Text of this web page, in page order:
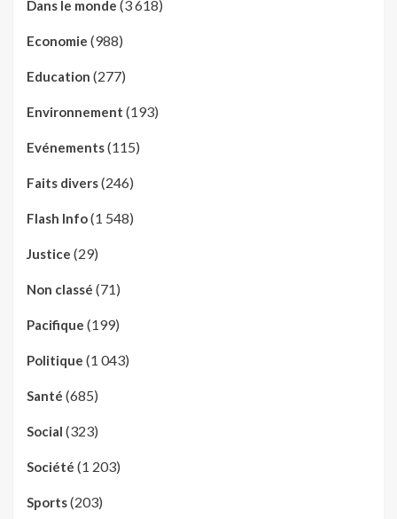
Dans le monde (3 618)
Economie (988)
Education (277)
Environnement (193)
Evénements(115)
Faits divers(246)
Flash Info(1 548)
Justice (29)
Non classé (71)
Pacifique (199)
Politique (1 043)
Santé (685)
Social (323)
Société (1 203)
Sports(203)